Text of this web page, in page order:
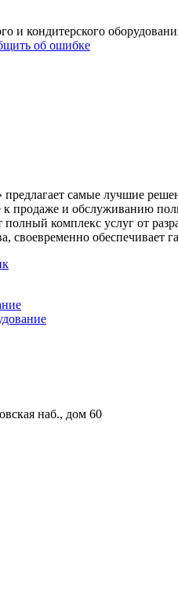
и кондитерского
об ошибке
самые лучшие
продаже и обслуживанию
комплекс услуг от
своевременно обеспечивает
наб., дом 60